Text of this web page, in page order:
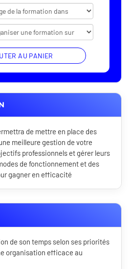
AU PANIER
de mettre en place des
meilleure gestion de votre
professionnels et gérer leurs
de fonctionnement et des
gagner en efficacité
de son temps selon ses priorités
organisation efficace au